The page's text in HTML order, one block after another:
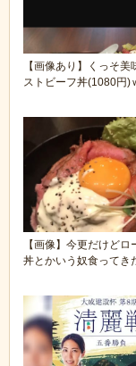
【画像あり】くっそ美
ストビーフ丼(1080円)
【画像】今更だけどロ
丼とかいう奴食ってき